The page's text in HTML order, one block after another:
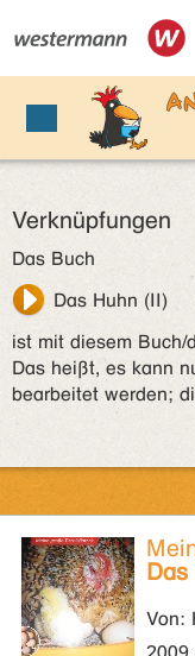
Verknüpfungen
Das Buch
Das Huhn (II)
ist mit diesem Buch/
Das heißt, es kann
bearbeitet werden;
Von: